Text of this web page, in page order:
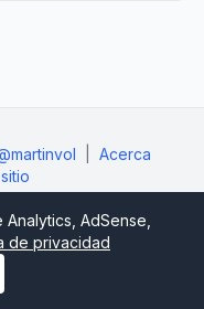
Acerca
AdSense,
de privacidad